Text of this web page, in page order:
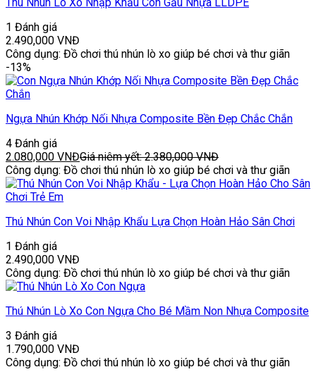
1 Đánh giá
2.490,000 VNĐ
Công dụng: Đồ chơi thú nhún lò xo giúp bé chơi và thư giãn
-13%
Ngựa Nhún Khớp Nối Nhựa Composite Bền Đẹp Chắc Chắn
4 Đánh giá
2.080,000 VNĐGiá niêm yết:2.380,000VNĐ
Công dụng: Đồ chơi thú nhún lò xo giúp bé chơi và thư giãn
Thú Nhún Con Voi Nhập Khẩu Lựa Chọn Hoàn Hảo Sân Chơi
1 Đánh giá
2.490,000 VNĐ
Công dụng: Đồ chơi thú nhún lò xo giúp bé chơi và thư giãn
Thú Nhún Lò Xo Con Ngựa Cho Bé Mầm Non Nhựa Composite
3 Đánh giá
1.790,000 VNĐ
Công dụng: Đồ chơi thú nhún lò xo giúp bé chơi và thư giãn